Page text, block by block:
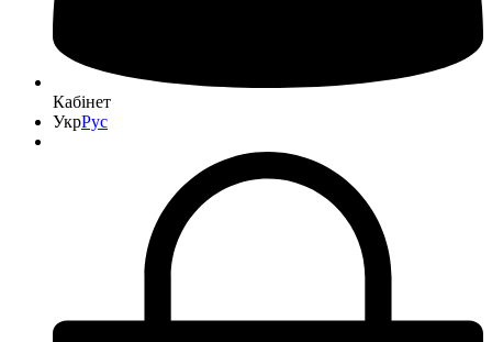
Кабінет
УкрРус